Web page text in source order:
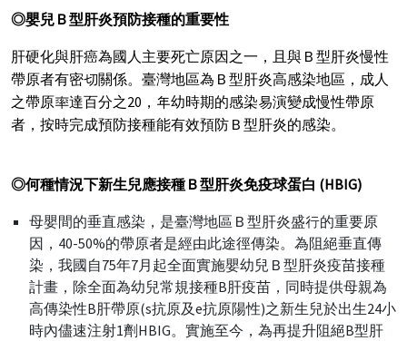
◎嬰兒Ｂ型肝炎預防接種的重要性
肝硬化與肝癌為國人主要死亡原因之一，且與Ｂ型肝炎慢性
帶原者有密切關係。臺灣地區為Ｂ型肝炎高感染地區，成人
之帶原率達百分之20，年幼時期的感染易演變成慢性帶原
者，按時完成預防接種能有效預防Ｂ型肝炎的感染。
◎何種情況下新生兒應接種Ｂ型肝炎免疫球蛋白 (HBIG)
母嬰間的垂直感染，是臺灣地區Ｂ型肝炎盛行的重要原
因，40-50%的帶原者是經由此途徑傳染。為阻絕垂直傳
染，我國自75年7月起全面實施嬰幼兒Ｂ型肝炎疫苗接種
計畫，除全面為幼兒常規接種B肝疫苗，同時提供母親為
高傳染性B肝帶原(s抗原及e抗原陽性)之新生兒於出生24小
時內儘速注射1劑HBIG。實施至今，為再提升阻絕B型肝